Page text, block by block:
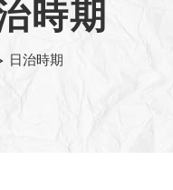
時期
日治時期